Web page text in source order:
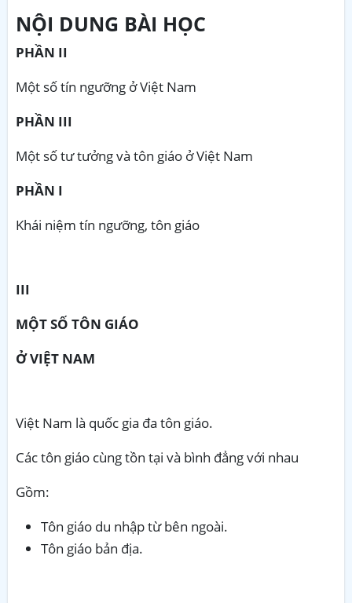
NỘI DUNG BÀI HỌC
PHẦN II
Một số tín ngưỡng ở Việt Nam
PHẦN III
Một số tư tưởng và tôn giáo ở Việt Nam
PHẦN I
Khái niệm tín ngưỡng, tôn giáo
III
MỘT SỐ TÔN GIÁO
Ở VIỆT NAM
Việt Nam là quốc gia đa tôn giáo.
Các tôn giáo cùng tồn tại và bình đẳng với nhau
Gồm:
Tôn giáo du nhập từ bên ngoài.
Tôn giáo bản địa.